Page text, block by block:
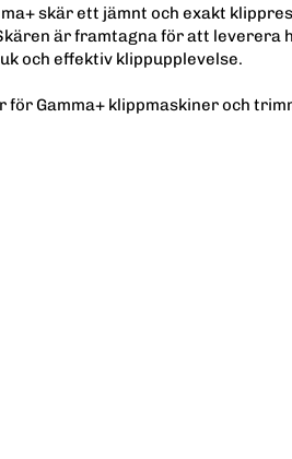
skär ett jämnt och exakt
är framtagna för att leverera
och effektiv klippupplevelse.
Gamma+ klippmaskiner och